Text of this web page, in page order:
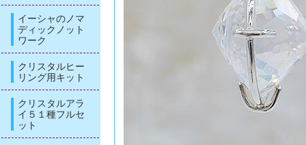
イーシャのノマ
ディックノット
ワーク
クリスタルヒー
リング用キット
クリスタルアラ
イ５１種フルセ
ット